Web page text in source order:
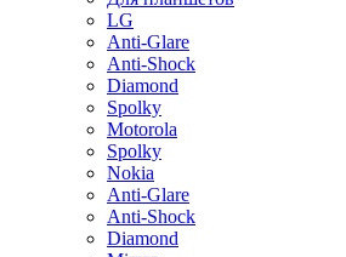
LG
Anti-Glare
Anti-Shock
Diamond
Spolky
Motorola
Spolky
Nokia
Anti-Glare
Anti-Shock
Diamond